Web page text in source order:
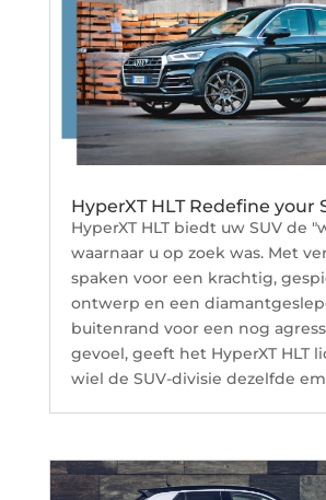
HyperXT HLT Redefine your
HyperXT HLT biedt uw SUV de
waarnaar u op zoek was. Met
spaken voor een krachtig,
ontwerp en een
buitenrand voor een nog
gevoel, geeft het HyperXT HLT
wiel de SUV-divisie dezelfde